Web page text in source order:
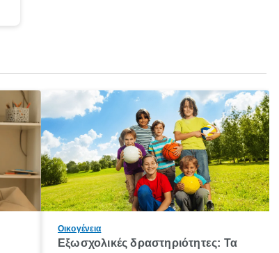
Οικογένεια
Εξωσχολικές δραστηριότητες: Τα